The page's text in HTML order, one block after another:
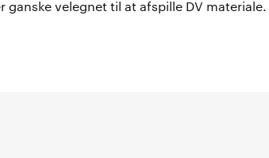
ganske velegnet til at afspille DV materiale.